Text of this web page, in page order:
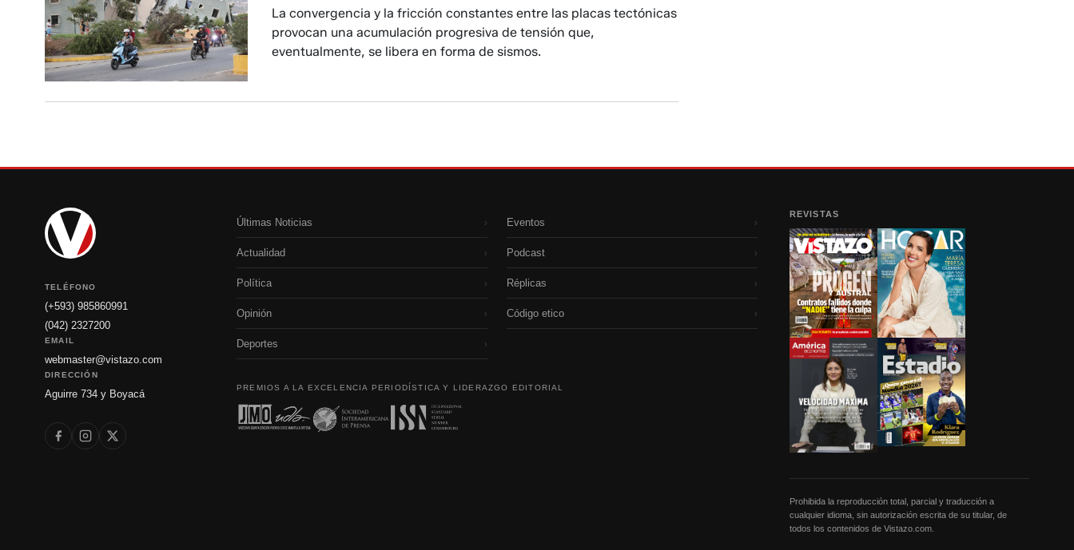
La convergencia y la fricción constantes entre las placas tectónicas
provocan una acumulación progresiva de tensión que,
eventualmente, se libera en forma de sismos.
TELÉFONO
(+593) 985860991
(042) 2327200
EMAIL
webmaster@vistazo.com
DIRECCIÓN
Aguirre 734 y Boyacá
Últimas Noticias ›
Actualidad ›
Política ›
Opinión ›
Deportes ›
Eventos ›
Podcast ›
Réplicas ›
Código etico ›
PREMIOS A LA EXCELENCIA PERIODÍSTICA Y LIDERAZGO EDITORIAL
REVISTAS
Prohibida la reproducción total, parcial y traducción a
cualquier idioma, sin autorización escrita de su titular, de
todos los contenidos de Vistazo.com.